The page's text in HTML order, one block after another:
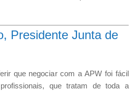
Presidente Junta de
que negociar com a APW foi fácil
que tratam de toda a